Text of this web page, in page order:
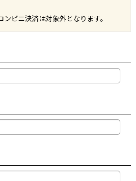
ビニ決済は対象外となります。